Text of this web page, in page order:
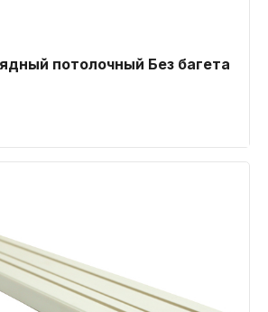
потолочный Без багета